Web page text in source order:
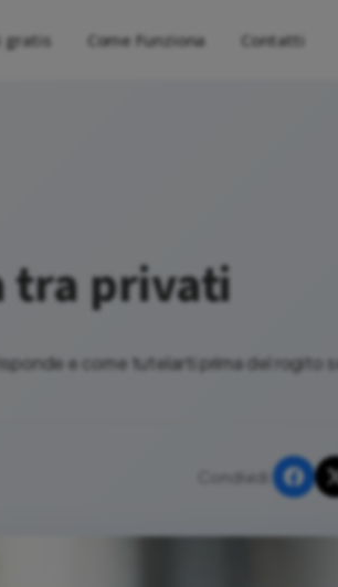
gratis Come Funziona Contatti
tra privati
e come tutelarti prima del rogito
Condividi: